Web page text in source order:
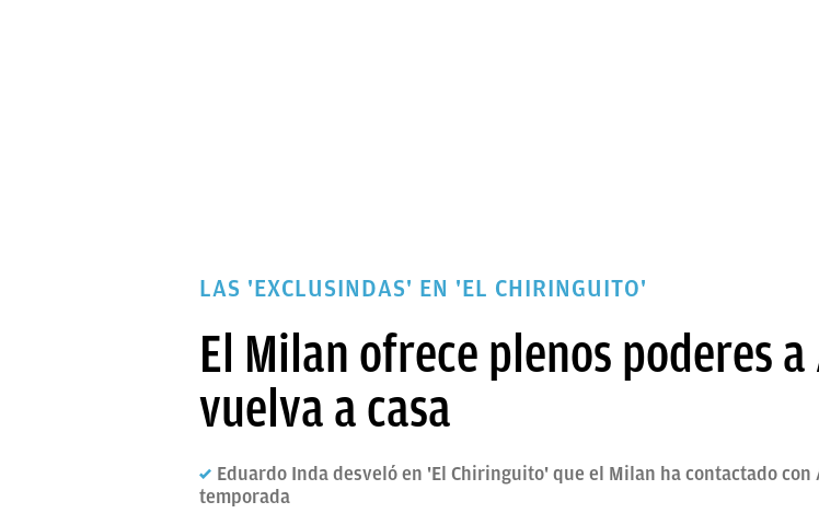
LAS 'EXCLUSINDAS' EN 'EL CHIRINGUITO'
El Milan ofrece plenos poderes
vuelva a casa
Eduardo Inda desveló en 'El Chiringuito' que el Milan ha contactado
temporada